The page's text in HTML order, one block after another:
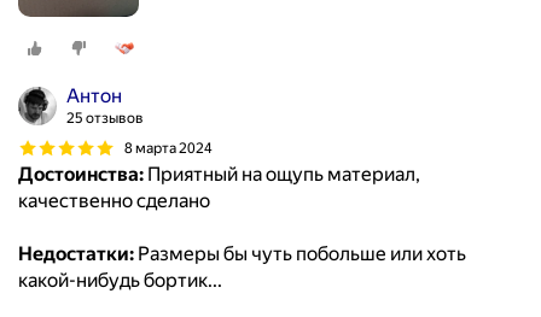
Антон
25 отзывов
8 марта 2024
Достоинства: Приятный на ощупь материал,
качественно сделано
Недостатки: Размеры бы чуть побольше или хоть
какой-нибудь бортик...